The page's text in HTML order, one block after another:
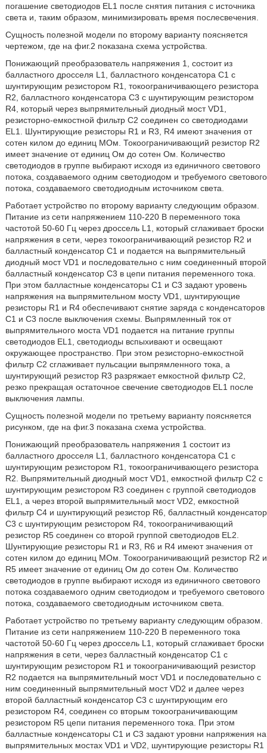
погашение светодиодов EL1 после снятия питания с источника
света и, таким образом, минимизировать время послесвечения.
Сущность полезной модели по второму варианту поясняется
чертежом, где на фиг.2 показана схема устройства.
Понижающий преобразователь напряжения 1, состоит из
балластного дросселя L1, балластного конденсатора С1 с
шунтирующим резистором R1, токоограничивающего резистора
R2, балластного конденсатора С3 с шунтирующим резистором
R4, который через выпрямительный диодный мост VD1,
резисторно-емкостной фильтр С2 соединен со светодиодами
EL1. Шунтирующие резисторы R1 и R3, R4 имеют значения от
сотен килом до единиц МОм. Токоограничивающий резистор R2
имеет значение от единиц Ом до сотен Ом. Количество
светодиодов в группе выбирают исходя из единичного светового
потока, создаваемого одним светодиодом и требуемого светового
потока, создаваемого светодиодным источником света.
Работает устройство по второму варианту следующим образом.
Питание из сети напряжением 110-220 В переменного тока
частотой 50-60 Гц через дроссель L1, который сглаживает броски
напряжения в сети, через токоограничивающий резистор R2 и
балластный конденсатор С1 и подается на выпрямительный
диодный мост VD1 и последовательно с ним соединенный второй
балластный конденсатор С3 в цепи питания переменного тока.
При этом балластные конденсаторы С1 и С3 задают уровень
напряжения на выпрямительном мосту VD1, шунтирующие
резисторы R1 и R4 обеспечивают снятие заряда с конденсаторов
С1 и С3 после выключения схемы. Выпрямленный ток от
выпрямительного моста VD1 подается на питание группы
светодиодов EL1, светодиоды вспыхивают и освещают
окружающее пространство. При этом резисторно-емкостной
фильтр С2 сглаживает пульсации выпрямленного тока, а
шунтирующий резистор R3 разряжает емкостной фильтр С2,
резко прекращая остаточное свечение светодиодов EL1 после
выключения лампы.
Сущность полезной модели по третьему варианту поясняется
рисунком, где на фиг.3 показана схема устройства.
Понижающий преобразователь напряжения 1 состоит из
балластного дросселя L1, балластного конденсатора С1 с
шунтирующим резистором R1, токоограничивающего резистора
R2. Выпрямительный диодный мост VD1, емкостной фильтр С2 с
шунтирующим резистором R3 соединен с группой светодиодов
EL1, а через второй выпрямительный мост VD2, емкостной
фильтр С4 и шунтирующий резистор R6, балластный конденсатор
С3 с шунтирующим резистором R4, токоограничивающий
резистор R5 соединен со второй группой светодиодов EL2.
Шунтирующие резисторы R1 и R3, R6 и R4 имеют значения от
сотен килом до единиц МОм. Токоограничивающий резистор R2 и
R5 имеет значение от единиц Ом до сотен Ом. Количество
светодиодов в группе выбирают исходя из единичного светового
потока создаваемого одним светодиодом и требуемого светового
потока, создаваемого светодиодным источником света.
Работает устройство по третьему варианту следующим образом.
Питание из сети напряжением 110-220 В переменного тока
частотой 50-60 Гц через дроссель L1, который сглаживает броски
напряжения в сети, через балластный конденсатор С1 с
шунтирующим резистором R1 и токоограничивающий резистор
R2 подается на выпрямительный мост VD1 и последовательно с
ним соединенный выпрямительный мост VD2 и далее через
второй балластный конденсатор С3 с шунтирующим его
резистором R4, соединен со вторым токоограничивающим
резистором R5 цепи питания переменного тока. При этом
балластные конденсаторы С1 и С3 задают уровни напряжения на
выпрямительных мостах VD1 и VD2, шунтирующие резисторы R1